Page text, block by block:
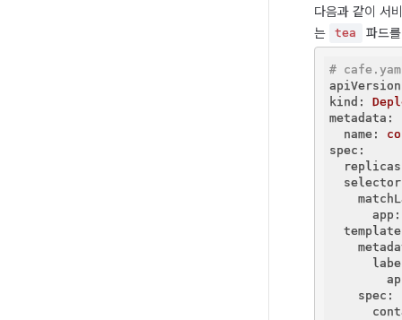
다음과 같이 서
는
tea 파드
#
kind:
metadata:
  name:
spec:
      app:
    spec: